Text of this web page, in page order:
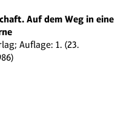
Auf dem Weg in eine
Auflage: 1. (23.